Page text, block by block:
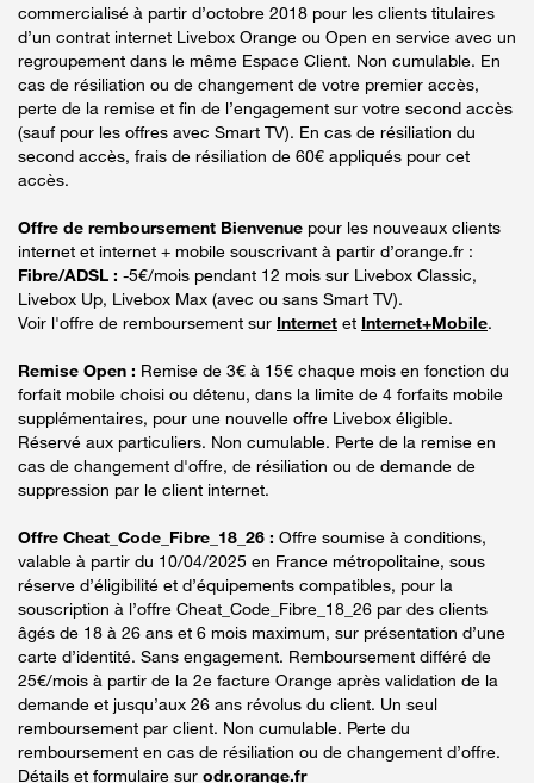
commercialisé à partir d’octobre 2018 pour les clients titulaires
d’un contrat internet Livebox Orange ou Open en service avec un
regroupement dans le même Espace Client. Non cumulable. En
cas de résiliation ou de changement de votre premier accès,
perte de la remise et fin de l’engagement sur votre second accès
(sauf pour les offres avec Smart TV). En cas de résiliation du
second accès, frais de résiliation de 60€ appliqués pour cet
accès.
Offre de remboursement Bienvenue pour les nouveaux clients
internet et internet + mobile souscrivant à partir d’orange.fr :
Fibre/ADSL : -5€/mois pendant 12 mois sur Livebox Classic,
Livebox Up, Livebox Max (avec ou sans Smart TV).
Voir l'offre de remboursement sur Internet et Internet+Mobile.
Remise Open : Remise de 3€ à 15€ chaque mois en fonction du
forfait mobile choisi ou détenu, dans la limite de 4 forfaits mobile
supplémentaires, pour une nouvelle offre Livebox éligible.
Réservé aux particuliers. Non cumulable. Perte de la remise en
cas de changement d'offre, de résiliation ou de demande de
suppression par le client internet.
Offre Cheat_Code_Fibre_18_26 : Offre soumise à conditions,
valable à partir du 10/04/2025 en France métropolitaine, sous
réserve d’éligibilité et d’équipements compatibles, pour la
souscription à l’offre Cheat_Code_Fibre_18_26 par des clients
âgés de 18 à 26 ans et 6 mois maximum, sur présentation d’une
carte d’identité. Sans engagement. Remboursement différé de
25€/mois à partir de la 2e facture Orange après validation de la
demande et jusqu’aux 26 ans révolus du client. Un seul
remboursement par client. Non cumulable. Perte du
remboursement en cas de résiliation ou de changement d’offre.
Détails et formulaire sur odr.orange.fr